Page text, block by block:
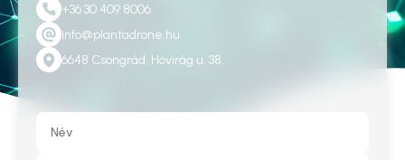
+36 30 409 8006
info@plantadrone.hu
6648 Csongrád, Hóvirág u. 38.